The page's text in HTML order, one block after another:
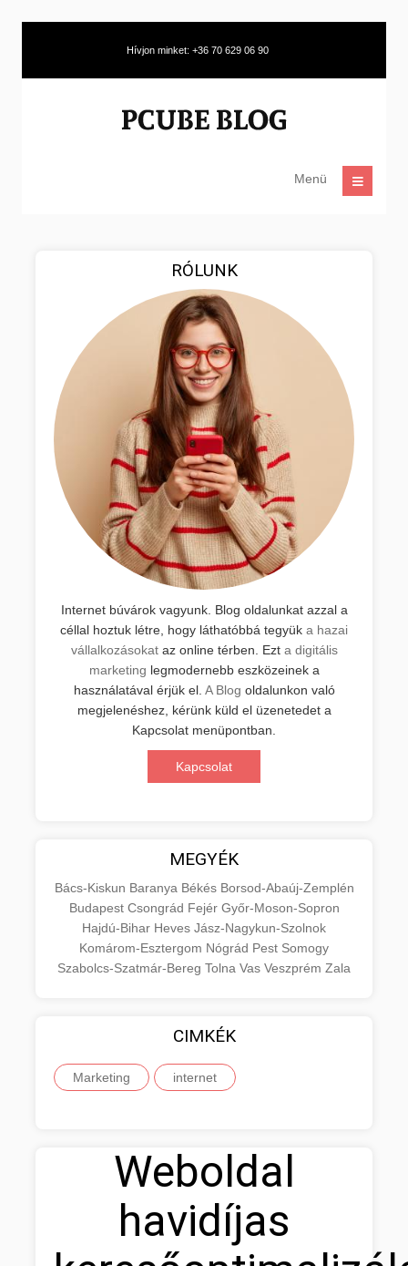
Hívjon minket: +36 70 629 06 90
Menü
RÓLUNK
Internet búvárok vagyunk. Blog oldalunkat azzal a
céllal hoztuk létre, hogy láthatóbbá tegyük a hazai
vállalkozásokataz online térben. Ezt a digitális
marketing legmodernebb eszközeinek a
használatával érjük el. A Blog oldalunkon való
megjelenéshez, kérünk küld el üzenetedet a
Kapcsolat menüpontban.
Kapcsolat
MEGYÉK
Bács-Kiskun Baranya Békés Borsod-Abaúj-Zemplén
Budapest Csongrád Fejér Győr-Moson-Sopron
Hajdú-Bihar Heves Jász-Nagykun-Szolnok
Komárom-Esztergom Nógrád Pest Somogy
Szabolcs-Szatmár-Bereg Tolna Vas Veszprém Zala
CIMKÉK
Marketing internet
Weboldal
havidíjas